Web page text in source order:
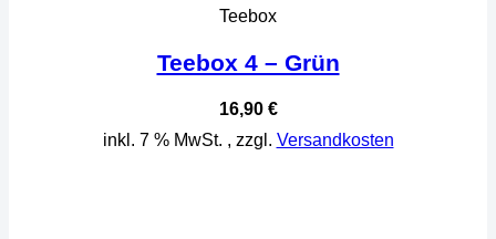
Teebox
Teebox 4 – Grün
16,90 €
inkl. 7 % MwSt. , zzgl. Versandkosten